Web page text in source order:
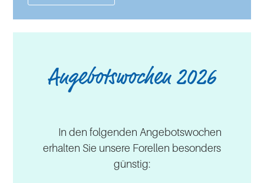
Angebotswochen 2026
In den folgenden Angebotswochen
erhalten Sie unsere Forellen besonders
günstig: